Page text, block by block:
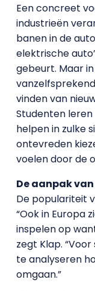
Een concreet
industrieën
banen in de
elektrische
gebeurt. Maar
vinden van
Studenten leren
helpen in zulke
ontevreden
voelen door de
De aanpak
De populariteit
“Ook in Europa
inspelen op
zegt Klap.
te analyseren
omgaan.”